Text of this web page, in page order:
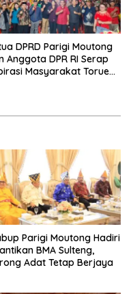
DPRD Parigi Moutong
Anggota DPR RI Serap
Masyarakat Torue
Parigi Moutong Hadiri
BMA Sulteng,
Adat Tetap Berjaya